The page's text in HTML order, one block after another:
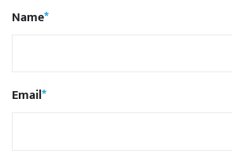
Name*
Email*